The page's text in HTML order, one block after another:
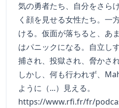
気の勇者たち、自分をさら
く顔を見せる女性たち。一
ける。仮面が落ちると、あ
はパニックになる。自立し
捕され、投獄され、脅かさ
しかし、何も行われず、
ように（...）見える。
https://www.rfi.fr/fr/